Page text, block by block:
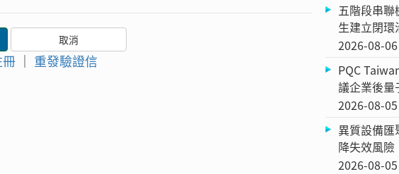
｜ 重發驗證信
五階段串
生建立閉環
2026-08-06
PQC
議企業後量
2026-08-05
異質設備
降失效風險
2026-08-05